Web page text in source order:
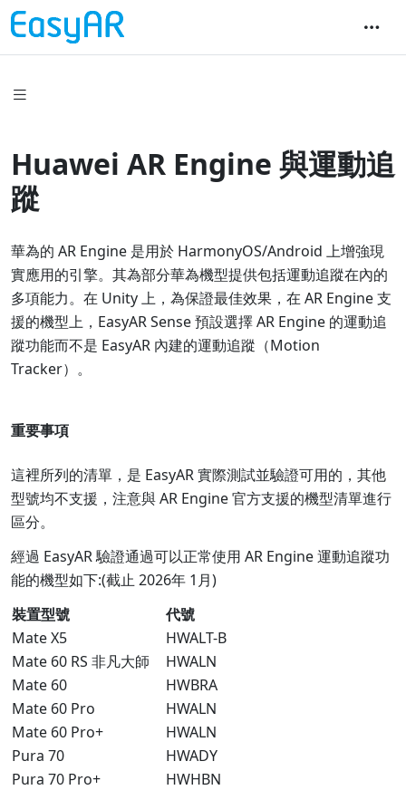
Huawei AR Engine 與運動追
蹤
華為的 AR Engine 是用於 HarmonyOS/Android 上增強現
實應用的引擎。其為部分華為機型提供包括運動追蹤在內的
多項能力。在 Unity 上，為保證最佳效果，在 AR Engine 支
援的機型上，EasyAR Sense 預設選擇 AR Engine 的運動追
蹤功能而不是 EasyAR 內建的運動追蹤（Motion
Tracker）。
重要事項
這裡所列的清單，是 EasyAR 實際測試並驗證可用的，其他
型號均不支援，注意與 AR Engine 官方支援的機型清單進行
區分。
經過 EasyAR 驗證通過可以正常使用 AR Engine 運動追蹤功
能的機型如下:(截止 2026年 1月)
裝置型號
代號
Mate X5
HWALT-B
Mate 60 RS 非凡大師
HWALN
Mate 60
HWBRA
Mate 60 Pro
HWALN
Mate 60 Pro+
HWALN
Pura 70
HWADY
Pura 70 Pro+
HWHBN